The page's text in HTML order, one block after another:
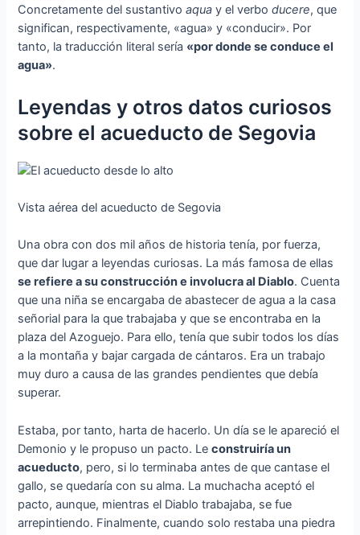
Concretamente del sustantivoaqua y el verboducere, que
significan, respectivamente, «agua» y «conducir». Por
tanto, la traducción literal sería «por donde se conduce el
agua».
Leyendas y otros datos curiosos
sobre el acueducto de Segovia
Vista aérea del acueducto de Segovia
Una obra con dos mil años de historia tenía, por fuerza,
que dar lugar a leyendas curiosas. La más famosa de ellas
se refiere a su construcción e involucra al Diablo. Cuenta
que una niña se encargaba de abastecer de agua a la casa
señorial para la que trabajaba y que se encontraba en la
plaza del Azoguejo. Para ello, tenía que subir todos los días
a la montaña y bajar cargada de cántaros. Era un trabajo
muy duro a causa de las grandes pendientes que debía
superar.
Estaba, por tanto, harta de hacerlo. Un día se le apareció el
Demonio y le propuso un pacto. Leconstruiría un
acueducto, pero, si lo terminaba antes de que cantase el
gallo, se quedaría con su alma. La muchacha aceptó el
pacto, aunque, mientras el Diablo trabajaba, se fue
arrepintiendo. Finalmente, cuando solo restaba una piedra